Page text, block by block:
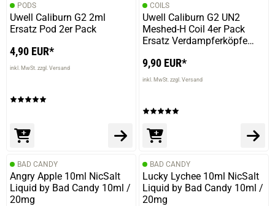
PODS
Uwell Caliburn G2 2ml
Ersatz Pod 2er Pack
4,90 EUR*
inkl. MwSt. zzgl. Versand
COILS
Uwell Caliburn G2 UN2
Meshed-H Coil 4er Pack
Ersatz Verdampferköpfe
9,90 EUR*
inkl. MwSt. zzgl. Versand
BAD CANDY
Angry Apple 10ml NicSalt
Liquid by Bad Candy 10ml /
20mg
BAD CANDY
Lucky Lychee 10ml NicSalt
Liquid by Bad Candy 10ml /
20mg